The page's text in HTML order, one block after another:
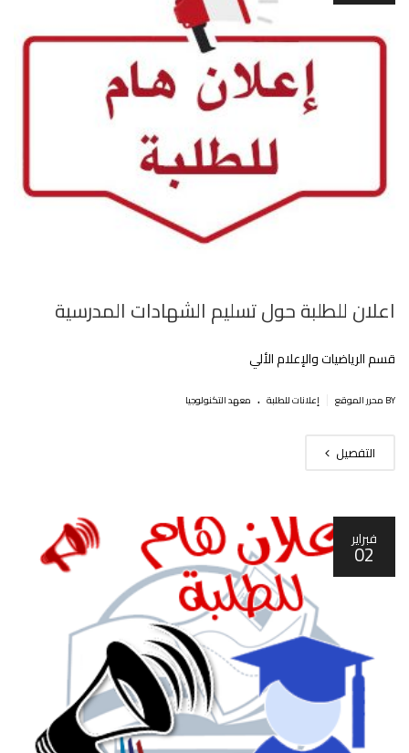
اعلان للطلبة حول تسليم الشهادات المدرسية
قسم الرياضيات والإعلام الألي
BY محرر الموقع إعلانات للطلبة . معهد التكنولوجيا
التفصيل
فبراير
02